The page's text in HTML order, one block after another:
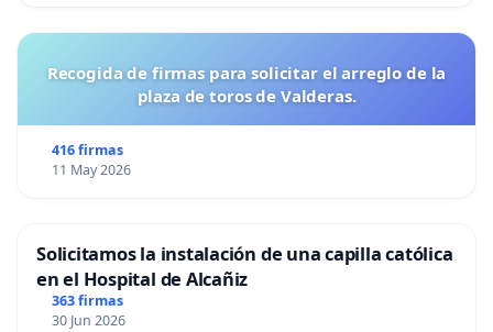
consultas que se le plantearon, elaboración de
toda la rapidez que le fue posible.
El Tiro Olímpico español cuenta con grandes
deportistas, voluntarios y clubes que dedican
compromiso y profesionalidad a quienes la
representan y la gestionan.
Recogida de firmas para solicitar el arreglo de la
plaza de toros de Valderas.
416 firmas
11 May 2026
Solicitamos la instalación de una capilla católica
en el Hospital de Alcañiz
363 firmas
30 Jun 2026